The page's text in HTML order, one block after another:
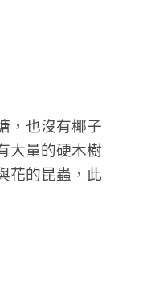
，也沒有椰子
大量的硬木樹
花的昆蟲，此